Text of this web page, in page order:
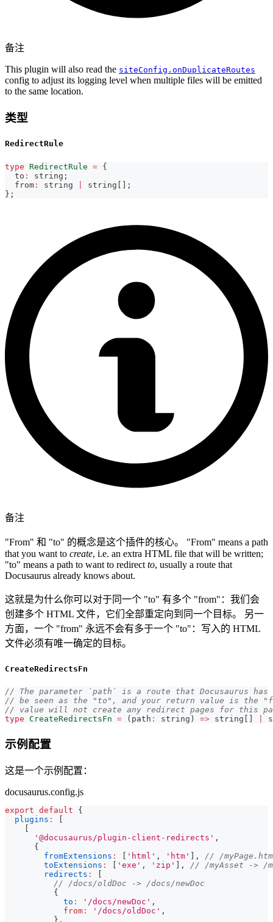
备注
This plugin will also read the siteConfig.onDuplicateRoutes
config to adjust its logging level when multiple files will be emitted
to the same location.
类型
RedirectRule
type RedirectRule = {
  to
: string ;
  from
: string string [ ] ;
} ;
备注
"From" 和 "to" 的概念是这个插件的核心。 "From" means a path
that you want to create, i.e. an extra HTML file that will be written;
"to" means a path to want to redirect to, usually a route that
Docusaurus already knows about.
这就是为什么你可以对于同一个 "to" 有多个 "from"：我们会
创建多个 HTML 文件，它们全部重定向到同一个目标。 另一
方面，一个 "from" 永远不会有多于一个 "to"：写入的 HTML
文件必须有唯一确定的目标。
CreateRedirectsFn
// The parameter `path` is a route that Docusaurus
// be seen as the "to", and your return value is the
// value will not create any redirect pages for this
type CreateRedirectsFn = ( path : string ) => string
示例配置
这是一个示例配置：
docusaurus.config.js
export default
{
plugins :
'@docusaurus/plugin-client-redirects' ,
{
fromExtensions : 'html' , 'htm' ,
// /
toExtensions : 'exe' , 'zip' ,
// /myAsset ->
redirects :
// /docs/oldDoc -> /docs/newDoc
{
to : '/docs/newDoc' ,
from : '/docs/oldDoc' ,
} ,